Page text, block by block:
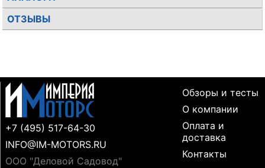
ОТЗЫВЫ
+7 (495) 517-64-30
INFO@IM-MOTORS.RU
ООО "Деловой Садовод"
Обзоры и тесты
О компании
Оплата и
доставка
Контакты